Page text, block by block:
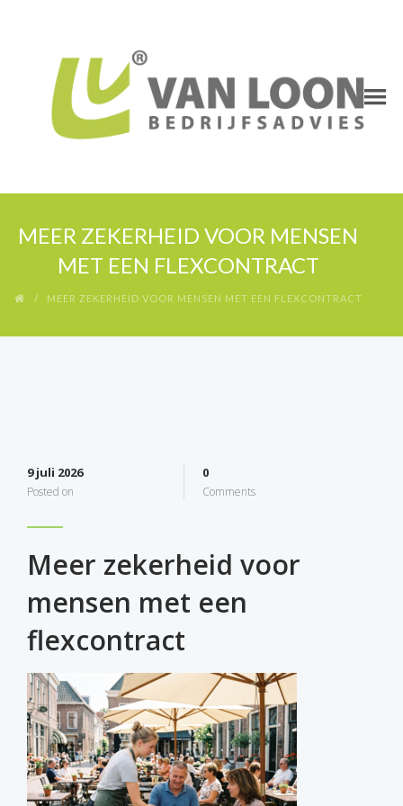
MEER ZEKERHEID VOOR MENSEN
MET EEN FLEXCONTRACT
MEER ZEKERHEID VOOR MENSEN MET EEN FLEXCONTRACT
9 juli 2026
Posted on
0
Comments
Meer zekerheid voor
mensen met een
flexcontract